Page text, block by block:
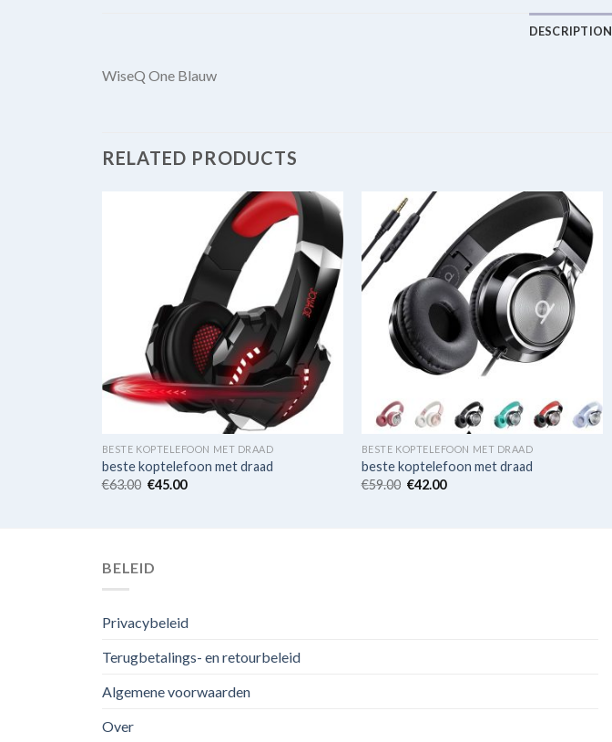
DESCRIPTION
WiseQ One Blauw
RELATED PRODUCTS
BESTE KOPTELEFOON MET DRAAD
beste koptelefoon met draad
€63.00 €45.00
BESTE KOPTELEFOON MET DRAAD
beste koptelefoon met draad
€59.00 €42.00
BELEID
Privacybeleid
Terugbetalings- en retourbeleid
Algemene voorwaarden
Over